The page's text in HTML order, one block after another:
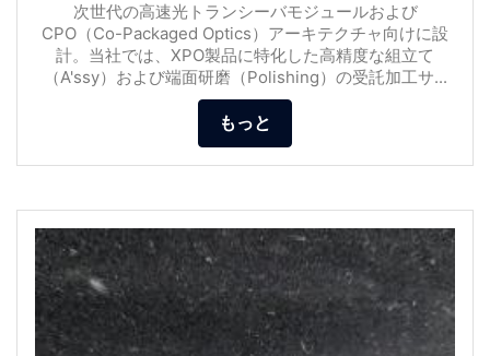
次世代の高速光トランシーバモジュールおよび
CPO（Co-Packaged Optics）アーキテクチャ向けに設
計。当社では、XPO製品に特化した高精度な組立て
（A'ssy）および端面研磨（Polishing）の受託加工サ...
もっと